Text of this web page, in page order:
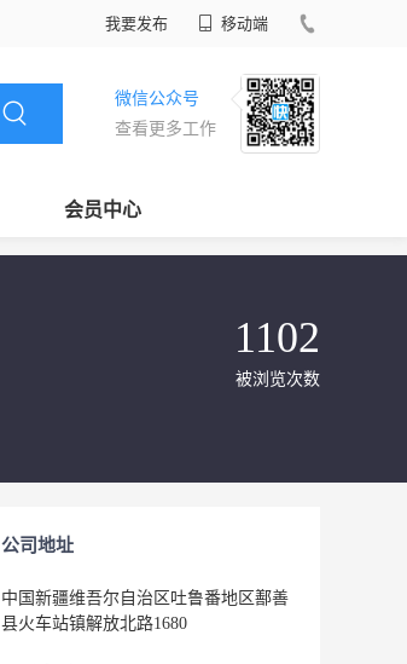
我要发布 移动端
微信公众号
查看更多工作
会员中心
1102
被浏览次数
公司地址
中国新疆维吾尔自治区吐鲁番地区鄯善
县火车站镇解放北路1680